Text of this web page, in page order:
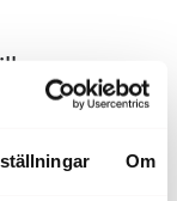
Om
35%